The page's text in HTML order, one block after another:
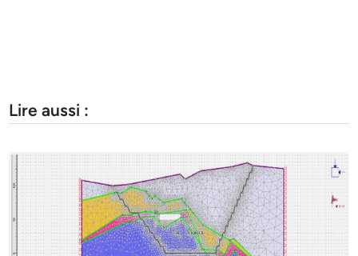
Lire aussi :